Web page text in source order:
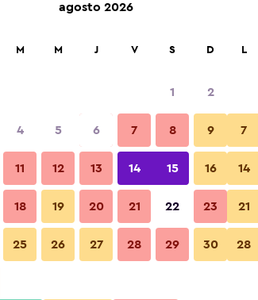
Oferta más barata de precio por noche
Proveedor Total noche
$161 Ver oferta
agosto 2026
M M J V S D
1 2
4 5 6 7 8 9
11 12 13 14 15 16
18 19 20 21 22 23
25 26 27 28 29 30
L
7
14
21
28